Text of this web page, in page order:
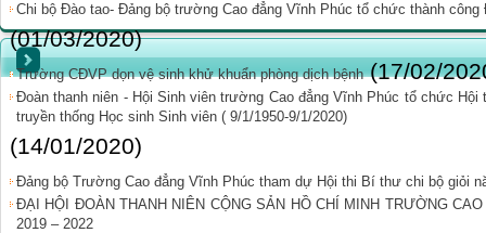
Chi bộ Đào tao- Đảng bộ trường Cao đẳng Vĩnh Phúc tổ chức thành
(01/03/2020)
Trường CĐVP dọn vệ sinh khử khuẩn phòng dịch bệnh (17/02/
Đoàn thanh niên - Hội Sinh viên trường Cao đẳng Vĩnh Phúc tổ chức Hội
truyền thống Học sinh Sinh viên ( 9/1/1950-9/1/2020)
(14/01/2020)
Đảng bộ Trường Cao đẳng Vĩnh Phúc tham dự Hội thi Bí thư chi bộ giỏi
ĐẠI HỘI ĐOÀN THANH NIÊN CỘNG SẢN HỒ CHÍ MINH TRƯỜNG
2019 – 2022